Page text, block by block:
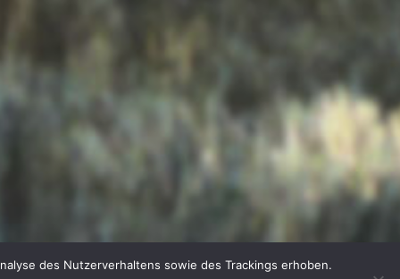
des Nutzerverhaltens sowie des Trackings erhoben.